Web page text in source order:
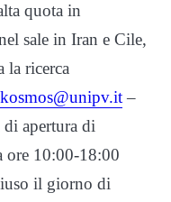
quota in
sale in Iran e Cile,
la ricerca
kosmos@unipv.it–
apertura di
ore 10:00-18:00
il giorno di